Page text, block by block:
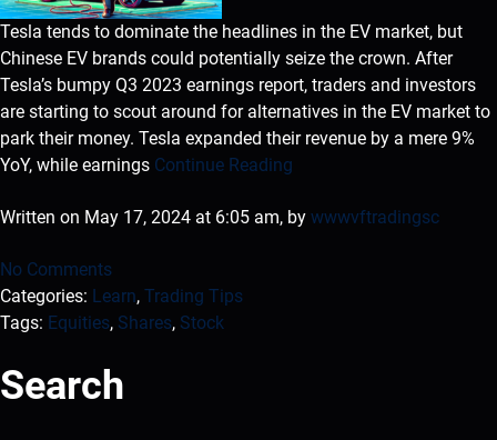
Tesla tends to dominate the headlines in the EV market, but
Chinese EV brands could potentially seize the crown. After
Tesla’s bumpy Q3 2023 earnings report, traders and investors
are starting to scout around for alternatives in the EV market to
park their money. Tesla expanded their revenue by a mere 9%
YoY, while earnings Continue Reading
Written on May 17, 2024 at 6:05 am, by wwwvftradingsc
No Comments
Categories: Learn, Trading Tips
Tags: Equities, Shares, Stock
Search